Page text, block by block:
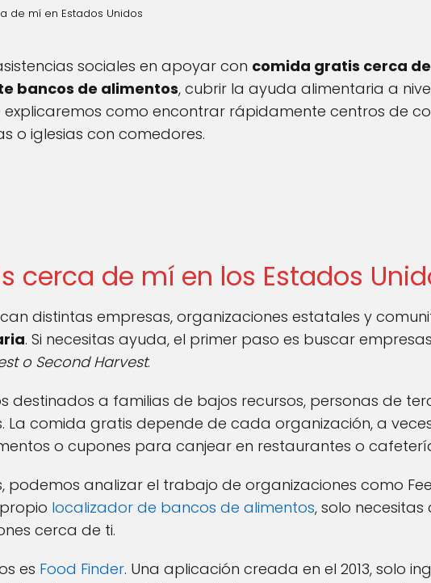
de mí en Estados Unidos
sociales en apoyar con comida gratis cerca
bancos de alimentos, cubrir la ayuda alimentaria a
como encontrar rápidamente centros de
o iglesias con comedores.
cerca de mí en los Estados
distintas empresas, organizaciones estatales y
. Si necesitas ayuda, el primer paso es buscar
o Second Harvest.
destinados a familias de bajos recursos, personas de
comida gratis depende de cada organización, a
o cupones para canjear en restaurantes o
podemos analizar el trabajo de organizaciones como
localizador de bancos de alimentos, solo
cerca de ti.
es Food Finder. Una aplicación creada en el 2013, solo